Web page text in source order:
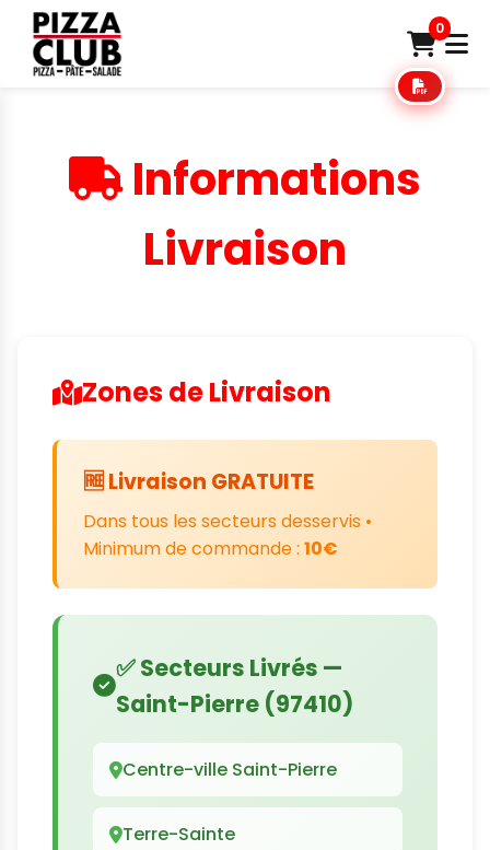
0
Informations
Livraison
Zones de Livraison
🆓 Livraison GRATUITE
Dans tous les secteurs desservis •
Minimum de commande : 10€
✅ Secteurs Livrés —
Saint-Pierre (97410)
Centre-ville Saint-Pierre
Terre-Sainte